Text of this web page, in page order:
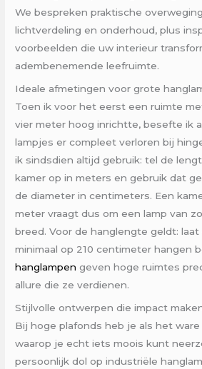
We bespreken praktische
lichtverdeling en onderhoud, plus
voorbeelden die uw interieur
adembenemende leefruimte.
Ideale afmetingen voor grote
Toen ik voor het eerst een ruimte
vier meter hoog inrichtte, besefte ik
lampjes er compleet verloren bij
ik sindsdien altijd gebruik: tel de
kamer op in meters en gebruik dat
de diameter in centimeters. Een
meter vraagt dus om een lamp van
breed. Voor de hanglengte geldt:
minimaal op 210 centimeter hangen
hanglampen geven hoge ruimtes
allure die ze verdienen.
Stijlvolle ontwerpen die impact
Bij hoge plafonds heb je als het
waarop je echt iets moois kunt
persoonlijk dol op industriële